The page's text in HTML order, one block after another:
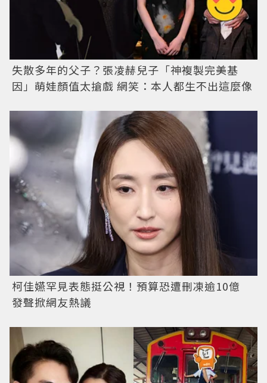
失散多年的父子？張凌赫兒子「神複製完美基
因」萌娃顏值太搶戲 網笑：本人都生不出這麼像
柯佳嬿罕見表態挺公視！預算恐遭刪凍逾10億
發聲掀網友熱議